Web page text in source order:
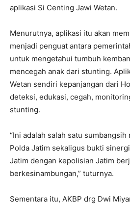
aplikasi Si Centing Jawi Wetan.
Menurutnya, aplikasi itu akan
menjadi penguat antara
untuk mengetahui tumbuh
mencegah anak dari stunting.
Wetan sendiri kepanjangan dari
deteksi, edukasi, cegah,
stunting.
“Ini adalah salah satu
Polda Jatim sekaligus bukti
Jatim dengan kepolisian Jatim
berkesinambungan,” tuturnya.
Sementara itu, AKBP drg Dwi